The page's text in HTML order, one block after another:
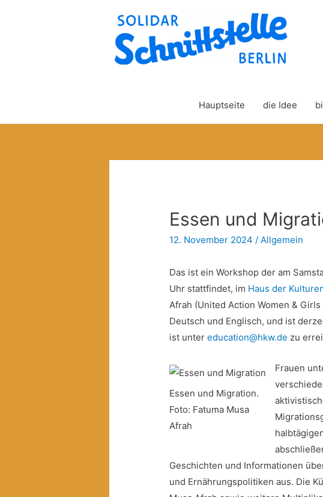
Hauptseite die Idee
Essen und
12. November 2024 /Allgemein
Das ist ein Workshop der am
Uhr stattfindet, im Haus der
Afrah (United Action Women &
Deutsch und Englisch, und ist
ist untereducation@hkw.de zu
Essen und Migration.
Foto: Fatuma Musa
Afrah
Frauen
Geschichten und Informationen
und Ernährungspolitiken aus. Die